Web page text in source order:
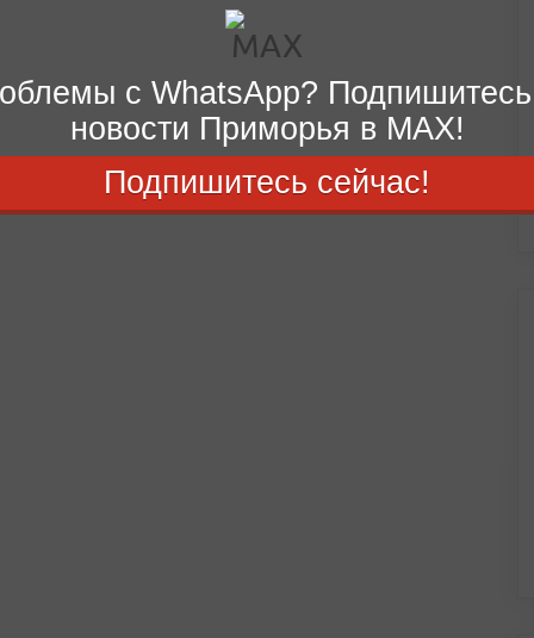
с WhatsApp?
новости Приморья в MAX!
Подпишитесь сейчас!